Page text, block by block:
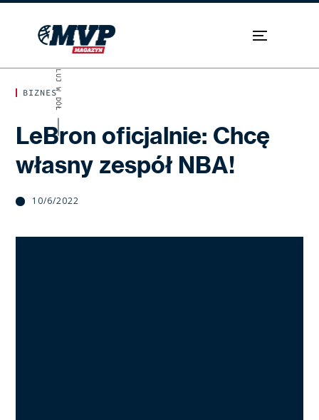
BIZNES
LeBron oficjalnie: Chcę
własny zespół NBA!
10/6/2022
SKROLUJ W DÓŁ